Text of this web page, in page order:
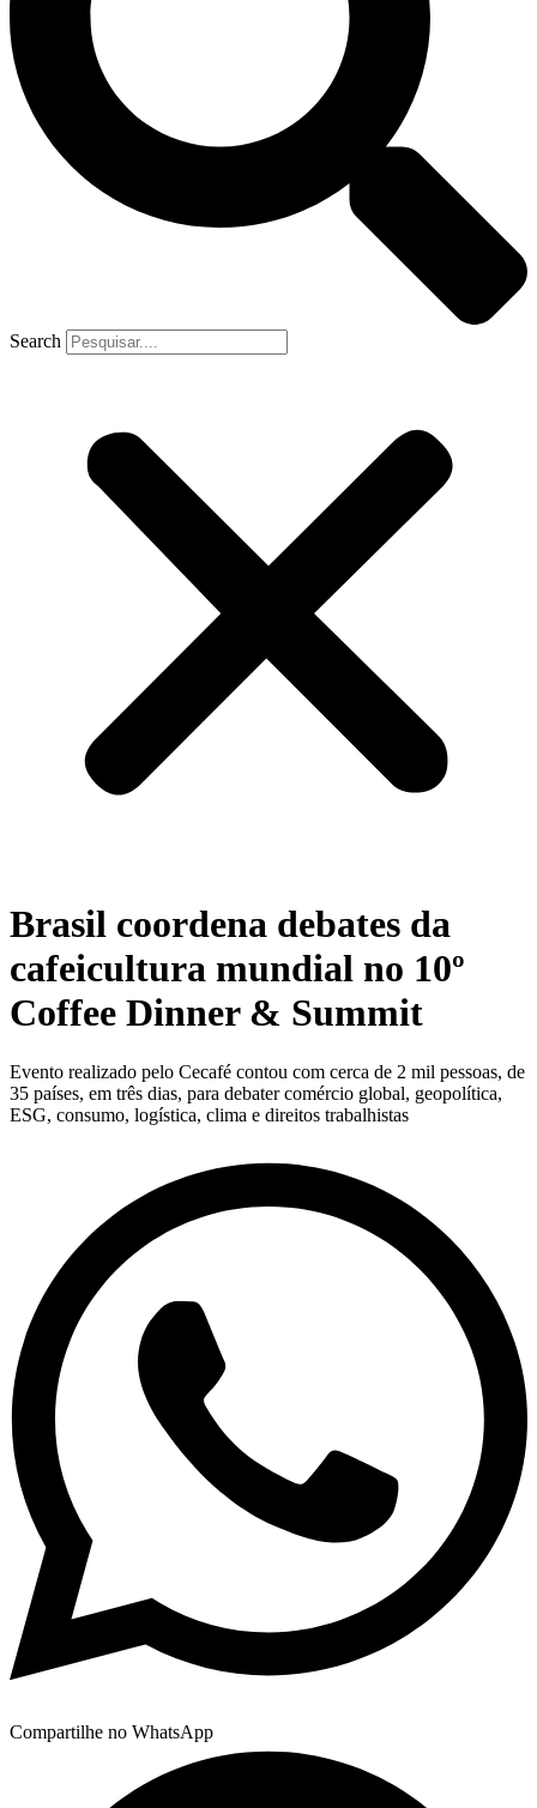
Search
Brasil coordena debates da
cafeicultura mundial no 10º
Coffee Dinner & Summit
Evento realizado pelo Cecafé contou com cerca de 2 mil pessoas, de
35 países, em três dias, para debater comércio global, geopolítica,
ESG, consumo, logística, clima e direitos trabalhistas
Compartilhe no WhatsApp